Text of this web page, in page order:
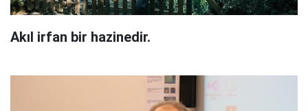
Akıl irfan bir hazinedir.